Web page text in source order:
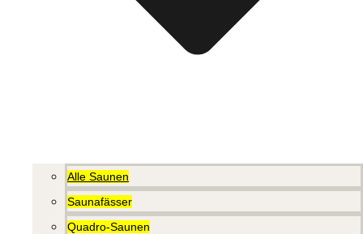
Alle Saunen
Saunafässer
Quadro-Saunen